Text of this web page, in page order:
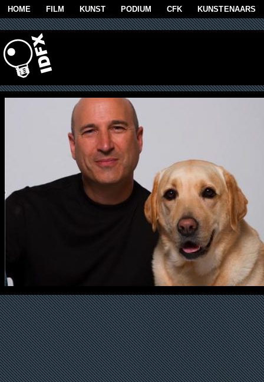
Overslaan en naar de algemene inhoud gaan
HOME FILM KUNST PODIUM CFK KUNSTENAARS